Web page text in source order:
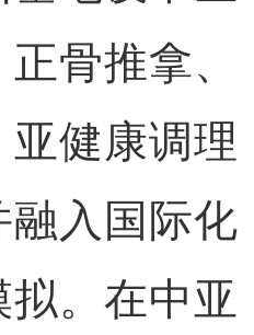
骨推拿、
健康调理
融入国际化
。在中亚